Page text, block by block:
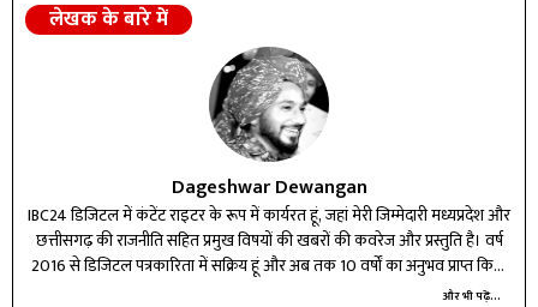
लेखक के बारे में
Dageshwar Dewangan
IBC24 डिजिटल में कंटेंट राइटर के रूप में कार्यरत हूं, जहां मेरी जिम्मेदारी मध्यप्रदेश और
छत्तीसगढ़ की राजनीति सहित प्रमुख विषयों की खबरों की कवरेज और प्रस्तुति है। वर्ष
2016 से डिजिटल पत्रकारिता में सक्रिय हूं और अब तक 10 वर्षों का अनुभव प्राप्त किया
है। विभिन्न प्रतिष्ठित मीडिया संस्थानों में कार्य करते हुए न्यूज़ राइटिंग और डिजिटल टूल्स
और भी पढ़ें...